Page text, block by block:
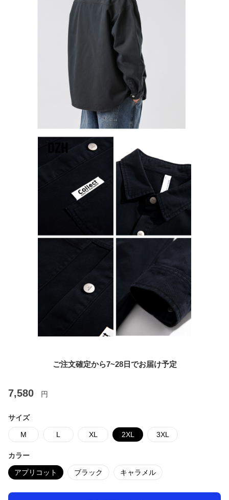
ご注文確定から7~28日でお届け予定
7,580 円
サイズ
M L XL 2XL 3XL
カラー
アプリコット ブラック キャラメル